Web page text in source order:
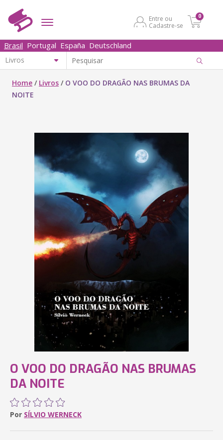
Entre ou
Cadastre-se
0
Brasil Portugal España Deutschland
Home / Livros / O VOO DO DRAGÃO NAS BRUMAS DA
NOITE
O VOO DO DRAGÃO NAS BRUMAS
DA NOITE
Por SÍLVIO WERNECK